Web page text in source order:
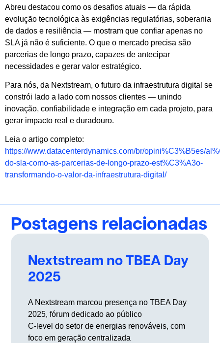
Abreu destacou como os desafios atuais — da rápida
evolução tecnológica às exigências regulatórias, soberania
de dados e resiliência — mostram que confiar apenas no
SLA já não é suficiente. O que o mercado precisa são
parcerias de longo prazo, capazes de antecipar
necessidades e gerar valor estratégico.
Para nós, da Nextstream, o futuro da infraestrutura digital se
constrói lado a lado com nossos clientes — unindo
inovação, confiabilidade e integração em cada projeto, para
gerar impacto real e duradouro.
Leia o artigo completo:
https://www.datacenterdynamics.com/br/opini%C3%B5es/
do-sla-como-as-parcerias-de-longo-prazo-est%C3%A3o-
transformando-o-valor-da-infraestrutura-digital/
Postagens relacionadas
Nextstream no TBEA Day
2025
A Nextstream marcou presença no TBEA Day
2025, fórum dedicado ao público
C-level do setor de energias renováveis, com
foco em geração centralizada